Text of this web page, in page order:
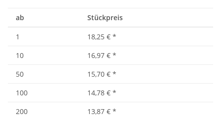
ab Stückpreis
1 18,25 € *
10
16,97 € *
50
15,70 € *
100
14,78 € *
200
13,87 € *